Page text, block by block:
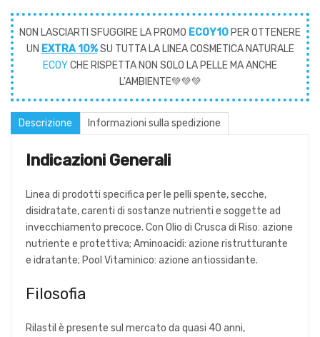
NON LASCIARTI SFUGGIRE LA PROMO ECOY10 PER OTTENERE
UN EXTRA 10%SU TUTTA LA LINEA COSMETICA NATURALE
ECOYCHE RISPETTA NON SOLO LA PELLE MA ANCHE
L'AMBIENTE💚💚💚
Descrizione Informazioni sulla spedizione
Indicazioni Generali
Linea di prodotti specifica per le pelli spente, secche,
disidratate, carenti di sostanze nutrienti e soggette ad
invecchiamento precoce. Con Olio di Crusca di Riso: azione
nutriente e protettiva; Aminoacidi: azione ristrutturante
e idratante; Pool Vitaminico: azione antiossidante.
Filosofia
Rilastil è presente sul mercato da quasi 40 anni,